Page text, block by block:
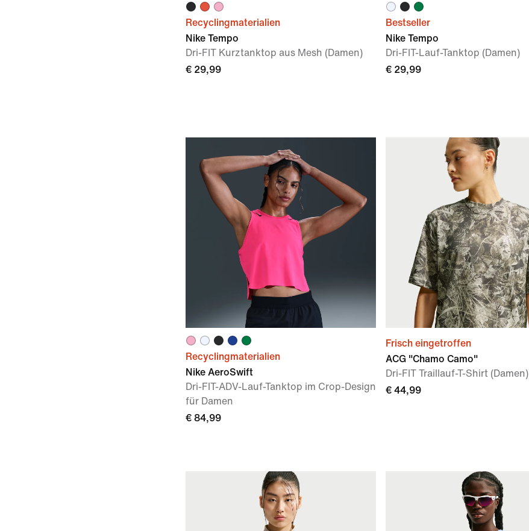
Recyclingmaterialien
Nike Tempo
Dri-FIT Kurztanktop aus Mesh (Damen)
€ 29,99
Bestseller
Nike Tempo
Dri-FIT-Lauf-Tanktop (Damen)
€ 29,99
Recyclingmaterialien
Nike AeroSwift
Dri-FIT-ADV-Lauf-Tanktop im Crop-Design
für Damen
€ 84,99
Frisch eingetroffen
ACG "Chamo Camo"
Dri-FIT Traillauf-T-Shirt (Damen)
€ 44,99